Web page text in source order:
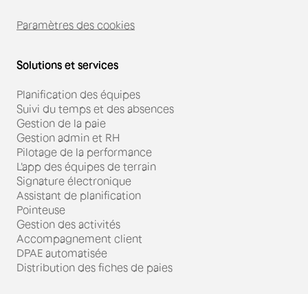
Paramètres des cookies
Solutions et services
Planification des équipes
Suivi du temps et des absences
Gestion de la paie
Gestion admin et RH
Pilotage de la performance
L'app des équipes de terrain
Signature électronique
Assistant de planification
Pointeuse
Gestion des activités
Accompagnement client
DPAE automatisée
Distribution des fiches de paies